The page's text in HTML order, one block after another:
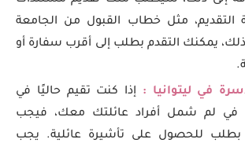
التقديم، مثل خطاب القبول من الجامعة
ذلك، يمكنك التقدم بطلب إلى أقرب سفارة أو
في ليتوانيا : إذا كنت تقيم حاليًا في
في لم شمل أفراد عائلتك معك، فيجب
بطلب للحصول على تأشيرة عائلية. يجب